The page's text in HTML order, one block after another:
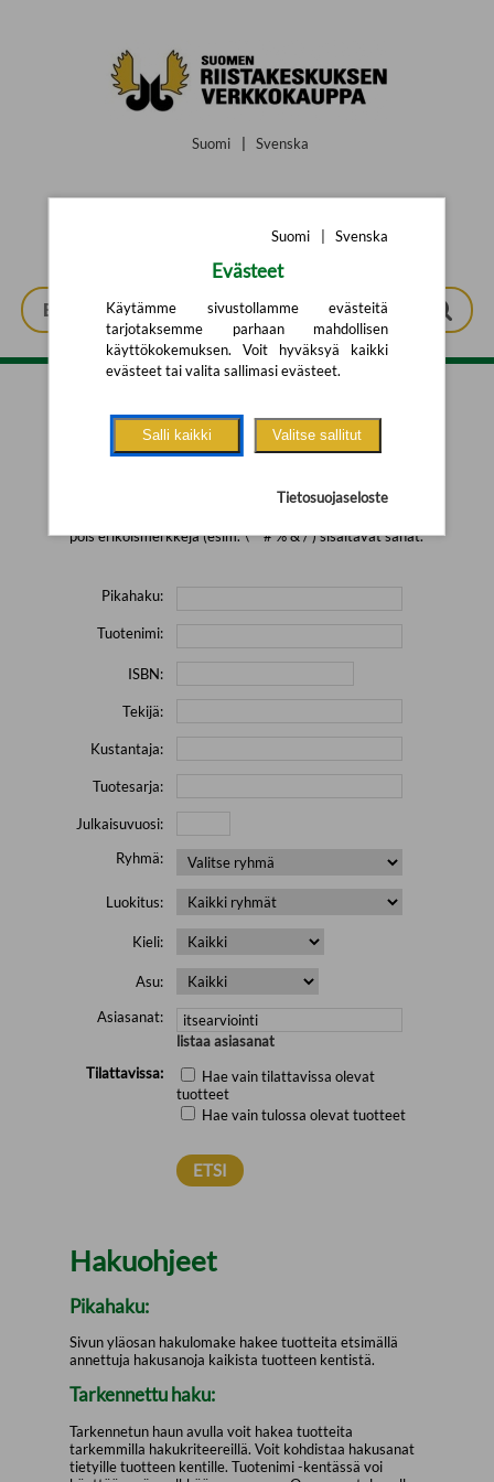
Suomi Svenska
Tarkennettu haku
pois erikoismerkkejä (esim. \' " # % & / ) sisältävät sanat.
Pikahaku:
Tuotenimi:
ISBN:
Tekijä:
Kustantaja:
Tuotesarja:
Julkaisuvuosi:
Ryhmä:
Luokitus:
Kieli:
Asu:
Asiasanat:
listaa asiasanat
Tilattavissa:
Hae vain tilattavissa olevat
tuotteet
Hae vain tulossa olevat tuotteet
Hakuohjeet
Pikahaku:
Sivun yläosan hakulomake hakee tuotteita etsimällä
annettuja hakusanoja kaikista tuotteen kentistä.
Tarkennettu haku:
Tarkennetun haun avulla voit hakea tuotteita
tarkemmilla hakukriteereillä. Voit kohdistaa hakusanat
tietyille tuotteen kentille. Tuotenimi -kentässä voi
Suomi Svenska
Evästeet
Käytämme sivustollamme evästeitä
tarjotaksemme parhaan mahdollisen
käyttökokemuksen. Voit hyväksyä kaikki
evästeet tai valita sallimasi evästeet.
Salli kaikki Valitse sallitut
Tietosuojaseloste